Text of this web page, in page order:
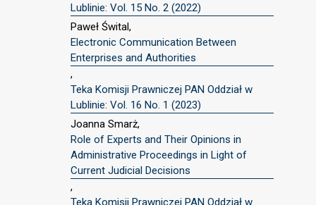
Lublinie: Vol. 15 No. 2 (2022)
Paweł Śwital,
Electronic Communication Between
Enterprises and Authorities
,
Teka Komisji Prawniczej PAN Oddział w
Lublinie: Vol. 16 No. 1 (2023)
Joanna Smarż,
Role of Experts and Their Opinions in
Administrative Proceedings in Light of
Current Judicial Decisions
,
Teka Komisji Prawniczej PAN Oddział w